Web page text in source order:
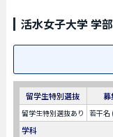
活水女子大学 学
留学生特別選抜 募
留学生特別選抜あり 若干名
学科